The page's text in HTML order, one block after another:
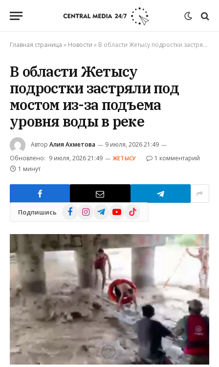
Главная страница » Новости » В области Жетысу подростки застряли под мостом из-за подъема уровня воды в реке
В области Жетысу
подростки застряли под
мостом из-за подъема
уровня воды в реке
Автор Алия Ахметова
9 июля, 2026 21:49
Обновлено: 9 июля, 2026 21:49 ЖЕТЫСУ
1 комментарий
1 минут
Подпишись FacebookInstagramTelegramYouTube
TikTok